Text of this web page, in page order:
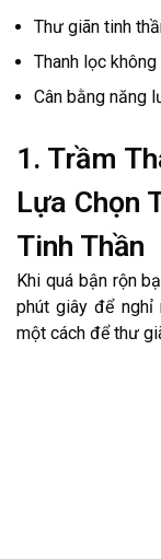
Thư giãn tinh
Thanh lọc
Cân bằng năng
1. Trầm
Lựa Chọn
Tinh Thần
Khi quá bận rộn
phút giây để nghỉ
một cách để thư